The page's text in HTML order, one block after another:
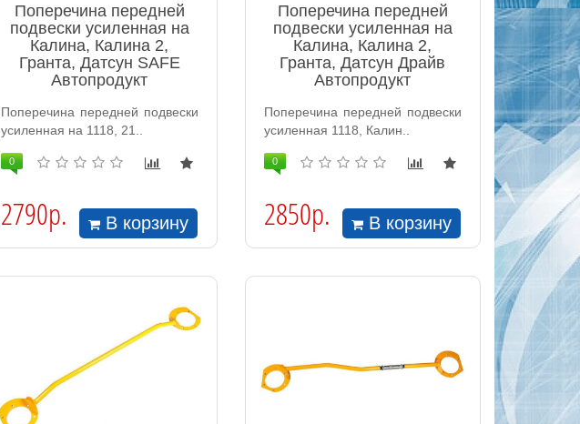
Поперечина передней
подвески усиленная на
Калина, Калина 2,
Гранта, Датсун SAFE
Автопродукт
Поперечина передней подвески
усиленная на 1118, 21..
0
2790р. В корзину
Поперечина передней
подвески усиленная на
Калина, Калина 2,
Гранта, Датсун Драйв
Автопродукт
Поперечина передней подвески
усиленная 1118, Калин..
0
2850р. В корзину